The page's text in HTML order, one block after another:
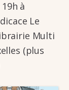
à
Le
Multi
(plus